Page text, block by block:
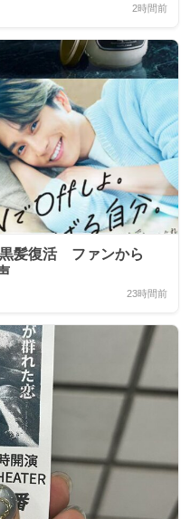
2時間前
髪復活 ファンから
23時間前